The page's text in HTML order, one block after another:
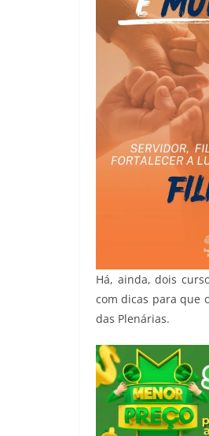
Há, ainda, dois
com dicas para que
das Plenárias.